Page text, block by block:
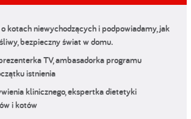
kotach niewychodzących i podpowiadamy, jak
bezpieczny świat w domu.
TV, ambasadorka programu
istnienia
klinicznego, ekspertka dietetyki
i kotów